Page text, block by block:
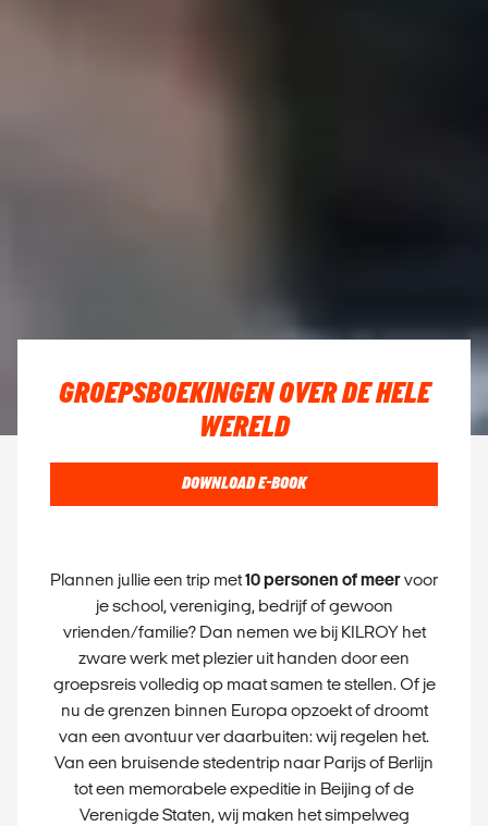
GROEPSBOEKINGEN OVER DE HELE
WERELD
DOWNLOAD E-BOOK
Plannen jullie een trip met10 personen of meervoor
je school, vereniging, bedrijf of gewoon
vrienden/familie? Dan nemen we bij KILROY het
zware werk met plezier uit handen door een
groepsreis volledig op maat samen te stellen. Of je
nu de grenzen binnen Europa opzoekt of droomt
van een avontuur ver daarbuiten: wij regelen het.
Van een bruisende stedentrip naar Parijs of Berlijn
tot een memorabele expeditie in Beijing of de
Verenigde Staten, wij maken het simpelweg